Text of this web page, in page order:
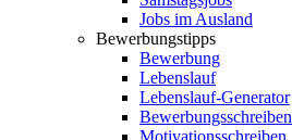
Jobs im Ausland
Bewerbungstipps
Bewerbung
Lebenslauf
Lebenslauf-Generator
Bewerbungsschreiben
Motivationsschreiben